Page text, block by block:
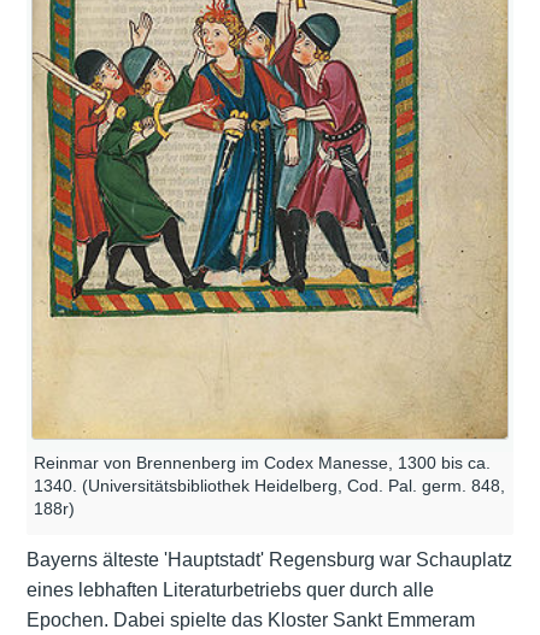
Reinmar von Brennenberg im Codex Manesse, 1300 bis ca.
1340. (Universitätsbibliothek Heidelberg, Cod. Pal. germ. 848,
188r)
Bayerns älteste 'Hauptstadt' Regensburg war Schauplatz
eines lebhaften Literaturbetriebs quer durch alle
Epochen. Dabei spielte das Kloster Sankt Emmeram